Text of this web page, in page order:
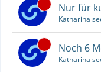
Nur für
Katharina
Noch 6
Katharina